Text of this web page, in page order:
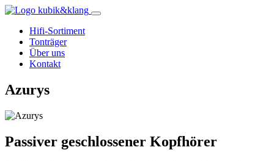
Hifi-Sortiment
Tonträger
Über uns
Kontakt
Azurys
Passiver geschlossener Kopfhörer